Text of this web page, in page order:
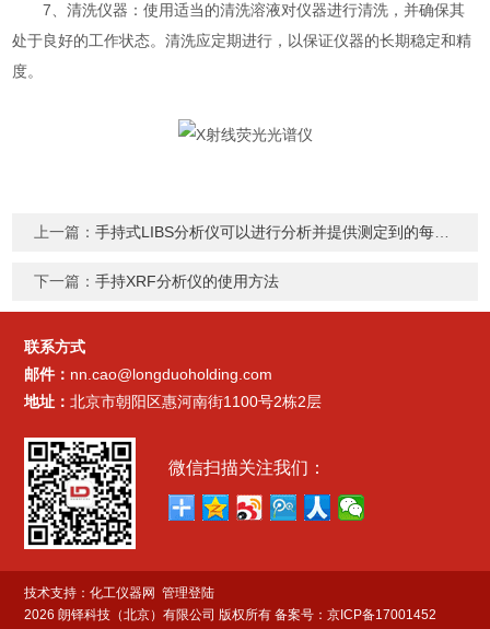
7、清洗仪器：使用适当的清洗溶液对仪器进行清洗，并确保其
处于良好的工作状态。清洗应定期进行，以保证仪器的长期稳定和精
度。
上一篇：手持式LIBS分析仪可以进行分析并提供测定到的每种元素的浓度
下一篇：手持XRF分析仪的使用方法
联系方式
邮件： nn.cao@longduoholding.com
地址：北京市朝阳区惠河南街1100号2栋2层
微信扫描关注我们：
技术支持：化工仪器网 管理登陆
2026 朗铎科技（北京）有限公司 版权所有备案号：京ICP备17001452